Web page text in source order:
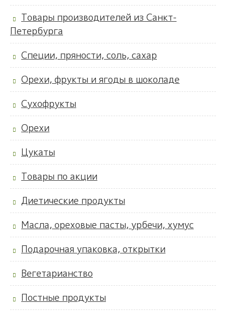
Товары производителей из Санкт-
Петербурга
Специи, пряности, соль, сахар
Орехи, фрукты и ягоды в шоколаде
Сухофрукты
Орехи
Цукаты
Товары по акции
Диетические продукты
Масла, ореховые пасты, урбечи, хумус
Подарочная упаковка, открытки
Вегетарианство
Постные продукты